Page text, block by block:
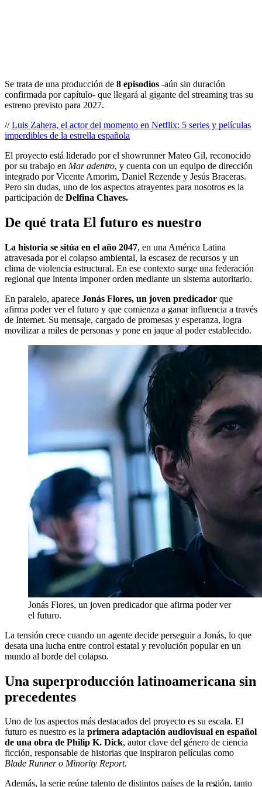
Se trata de una producción de 8 episodios -aún sin duración
confirmada por capítulo- que llegará al gigante del streaming tras su
estreno previsto para 2027.
//Luis Zahera, el actor del momento en Netflix: 5 series y películas
imperdibles de la estrella española
El proyecto está liderado por el showrunner Mateo Gil, reconocido
por su trabajo en Mar adentro, y cuenta con un equipo de dirección
integrado por Vicente Amorim, Daniel Rezende y Jesús Braceras.
Pero sin dudas, uno de los aspectos atrayentes para nosotros es la
participación de Delfina Chaves.
De qué trata El futuro es nuestro
La historia se sitúa en el año 2047, en una América Latina
atravesada por el colapso ambiental, la escasez de recursos y un
clima de violencia estructural. En ese contexto surge una federación
regional que intenta imponer orden mediante un sistema autoritario.
En paralelo, aparece Jonás Flores, un joven predicador que
afirma poder ver el futuro y que comienza a ganar influencia a través
de Internet. Su mensaje, cargado de promesas y esperanza, logra
movilizar a miles de personas y pone en jaque al poder establecido.
Jonás Flores, un joven predicador que afirma poder ver
el futuro.
La tensión crece cuando un agente decide perseguir a Jonás, lo que
desata una lucha entre control estatal y revolución popular en un
mundo al borde del colapso.
Una superproducción latinoamericana sin
precedentes
Uno de los aspectos más destacados del proyecto es su escala. El
futuro es nuestro es la primera adaptación audiovisual en español
de una obra de Philip K. Dick, autor clave del género de ciencia
ficción, responsable de historias que inspiraron películas como
Blade Runner o Minority Report.
Además, la serie reúne talento de distintos países de la región, tanto